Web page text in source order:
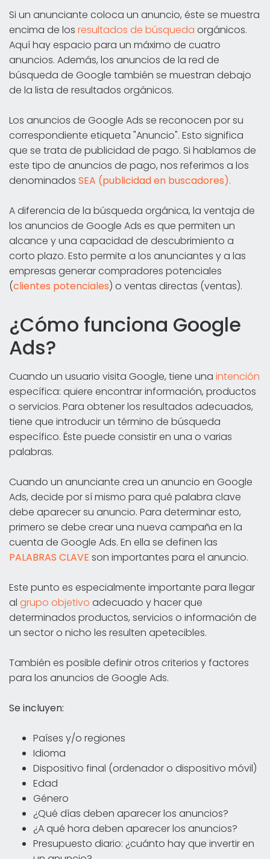
Si un anunciante coloca un anuncio, éste se muestra
encima de los resultados de búsqueda orgánicos.
Aquí hay espacio para un máximo de cuatro
anuncios. Además, los anuncios de la red de
búsqueda de Google también se muestran debajo
de la lista de resultados orgánicos.
Los anuncios de Google Ads se reconocen por su
correspondiente etiqueta "Anuncio". Esto significa
que se trata de publicidad de pago. Si hablamos de
este tipo de anuncios de pago, nos referimos a los
denominados SEA (publicidad en buscadores).
A diferencia de la búsqueda orgánica, la ventaja de
los anuncios de Google Ads es que permiten un
alcance y una capacidad de descubrimiento a
corto plazo. Esto permite a los anunciantes y a las
empresas generar compradores potenciales
(clientes potenciales) o ventas directas (ventas).
¿Cómo funciona Google
Ads?
Cuando un usuario visita Google, tiene una intención
específica: quiere encontrar información, productos
o servicios. Para obtener los resultados adecuados,
tiene que introducir un término de búsqueda
específico. Éste puede consistir en una o varias
palabras.
Cuando un anunciante crea un anuncio en Google
Ads, decide por sí mismo para qué palabra clave
debe aparecer su anuncio. Para determinar esto,
primero se debe crear una nueva campaña en la
cuenta de Google Ads. En ella se definen las
PALABRAS CLAVE son importantes para el anuncio.
Este punto es especialmente importante para llegar
al grupo objetivo adecuado y hacer que
determinados productos, servicios o información de
un sector o nicho les resulten apetecibles.
También es posible definir otros criterios y factores
para los anuncios de Google Ads.
Se incluyen:
Países y/o regiones
Idioma
Dispositivo final (ordenador o dispositivo móvil)
Edad
Género
¿Qué días deben aparecer los anuncios?
¿A qué hora deben aparecer los anuncios?
Presupuesto diario: ¿cuánto hay que invertir en